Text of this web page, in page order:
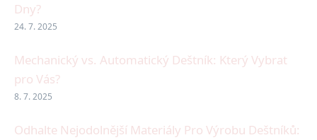
Dny?
24. 7. 2025
Mechanický vs. Automatický Deštník: Který Vybrat
pro Vás?
8. 7. 2025
Odhalte Nejodolnější Materiály Pro Výrobu Deštníků: